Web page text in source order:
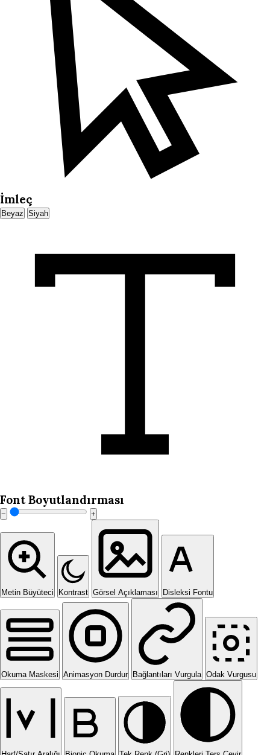
İmleç
Beyaz Siyah
Font Boyutlandırması
− +
Metin Büyüteci Kontrast Görsel Açıklaması Disleksi Fontu
Okuma Maskesi Animasyon Durdur Bağlantıları Vurgula Odak Vurgusu